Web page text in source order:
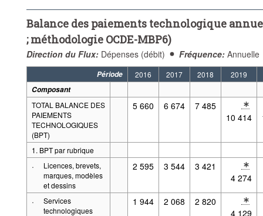
Balance des paiements technologique
; méthodologie OCDE-MBP6)
Direction du Flux: Dépenses (débit) Fréquence: Annuelle
Période 2016 2017 2018
2019
Composant
TOTAL BALANCE DES
PAIEMENTS
TECHNOLOGIQUES
(BPT)
5 660 6 674 7 485
* Note
10 414
1. BPT par rubrique
·
Licences, brevets,
marques, modèles
et dessins
2 595 3 544 3 421
* Note
4 274
·
Services
technologiques
1 944 2 068 2 820
* Note
4 129